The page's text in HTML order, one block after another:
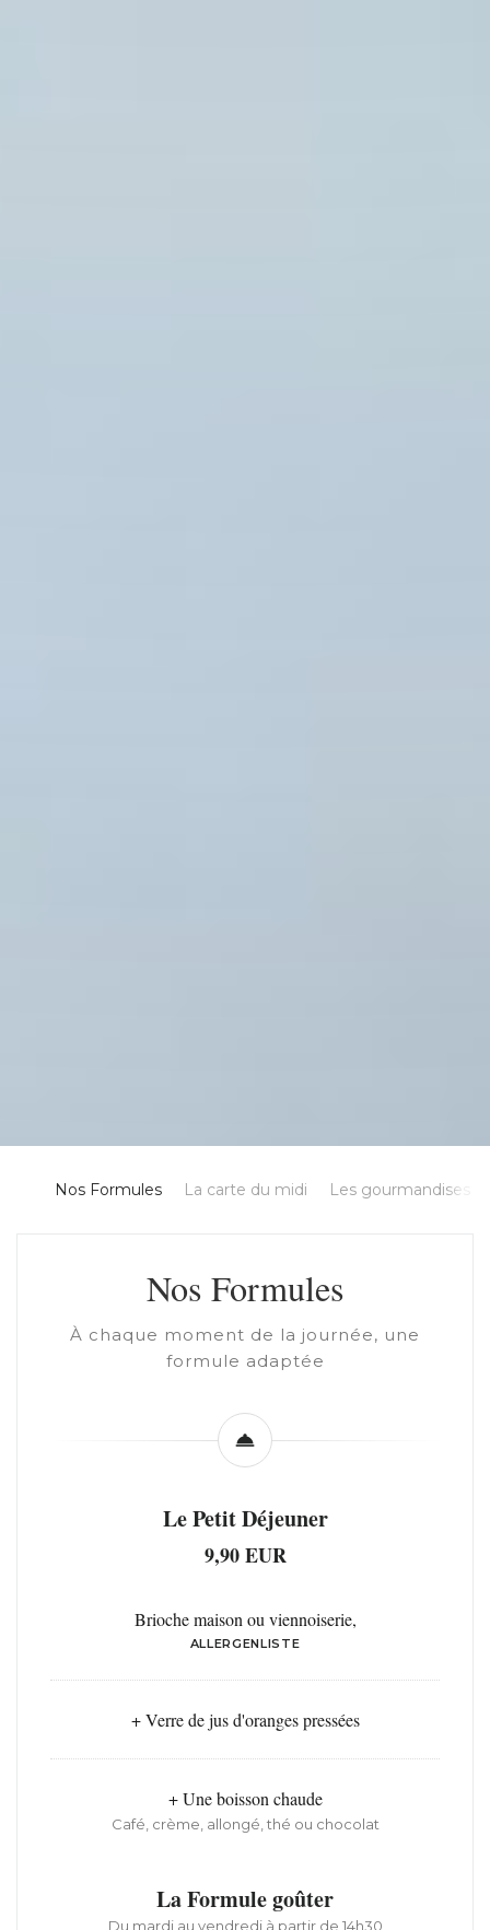
Nos Formules La carte du midi Les gourmandises
Nos Formules
À chaque moment de la journée, une
formule adaptée
Le Petit Déjeuner
9,90 EUR
Brioche maison ou viennoiserie,
ALLERGENLISTE
+ Verre de jus d'oranges pressées
+ Une boisson chaude
Café, crème, allongé, thé ou chocolat
La Formule goûter
Du mardi au vendredi à partir de 14h30